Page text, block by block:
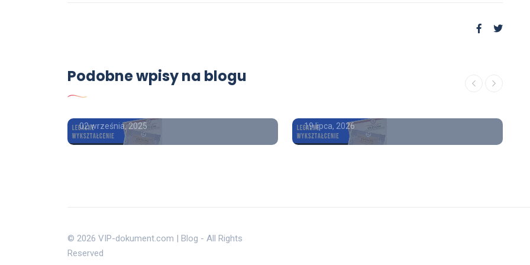
Podobne wpisy na blogu
Dyplom ukończenia
studiów magisterskich
02 września, 2025 19 lipca, 2026
© 2026 VIP-dokument.com | Blog - All Rights
Reserved